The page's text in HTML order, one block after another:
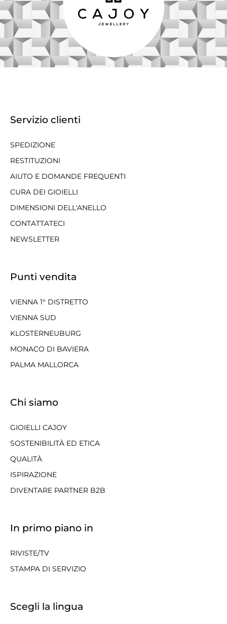
Servizio clienti
SPEDIZIONE
RESTITUZIONI
AIUTO E DOMANDE FREQUENTI
CURA DEI GIOIELLI
DIMENSIONI DELL'ANELLO
CONTATTATECI
NEWSLETTER
Punti vendita
VIENNA 1° DISTRETTO
VIENNA SUD
KLOSTERNEUBURG
MONACO DI BAVIERA
PALMA MALLORCA
Chi siamo
GIOIELLI CAJOY
SOSTENIBILITÀ ED ETICA
QUALITÀ
ISPIRAZIONE
DIVENTARE PARTNER B2B
In primo piano in
RIVISTE/TV
STAMPA DI SERVIZIO
Scegli la lingua